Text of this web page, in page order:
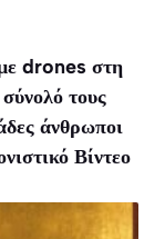
drones στη
τους
άνθρωποι
Βίντεο